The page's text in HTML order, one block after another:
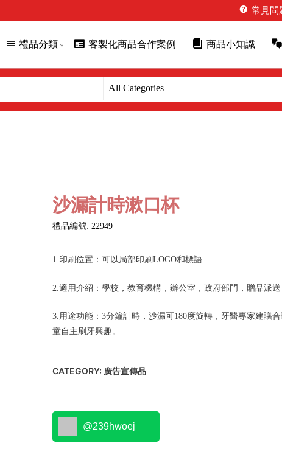
常見問
禮品分類 客製化商品合作案例 商品小知識
沙漏計時漱口杯
禮品編號: 22949
1.印刷位置：可以局部印刷LOGO和標語
2.適用介紹：學校，教育機構，辦公室，政府部門，贈品派送
3.用途功能：3分鐘計時，沙漏可180度旋轉，牙醫專家建議
童自主刷牙興趣。
CATEGORY: 廣告宣傳品
@239hwoej